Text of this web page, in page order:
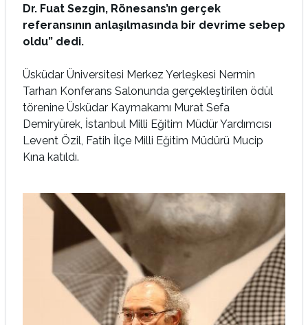
Dr. Fuat Sezgin, Rönesans’ın gerçek
referansının anlaşılmasında bir devrime sebep
oldu” dedi.
Üsküdar Üniversitesi Merkez Yerleşkesi Nermin
Tarhan Konferans Salonunda gerçekleştirilen ödül
törenine Üsküdar Kaymakamı Murat Sefa
Demiryürek, İstanbul Milli Eğitim Müdür Yardımcısı
Levent Özil, Fatih İlçe Milli Eğitim Müdürü Mucip
Kına katıldı.